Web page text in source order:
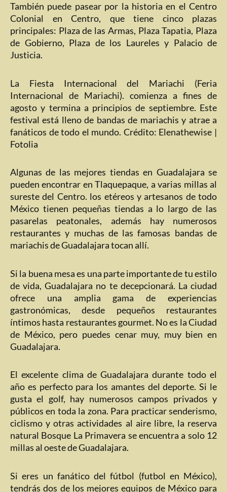
También puede pasear por la historia en el Centro
Colonial en Centro, que tiene cinco plazas
principales: Plaza de las Armas, Plaza Tapatia, Plaza
de Gobierno, Plaza de los Laureles y Palacio de
Justicia.
La Fiesta Internacional del Mariachi (Feria
Internacional de Mariachi). comienza a fines de
agosto y termina a principios de septiembre. Este
festival está lleno de bandas de mariachis y atrae a
fanáticos de todo el mundo. Crédito: Elenathewise |
Fotolia
Algunas de las mejores tiendas en Guadalajara se
pueden encontrar en Tlaquepaque, a varias millas al
sureste del Centro. los etéreos y artesanos de todo
México tienen pequeñas tiendas a lo largo de las
pasarelas peatonales, además hay numerosos
restaurantes y muchas de las famosas bandas de
mariachis de Guadalajara tocan allí.
Si la buena mesa es una parte importante de tu estilo
de vida, Guadalajara no te decepcionará. La ciudad
ofrece una amplia gama de experiencias
gastronómicas, desde pequeños restaurantes
íntimos hasta restaurantes gourmet. No es la Ciudad
de México, pero puedes cenar muy, muy bien en
Guadalajara.
El excelente clima de Guadalajara durante todo el
año es perfecto para los amantes del deporte. Si le
gusta el golf, hay numerosos campos privados y
públicos en toda la zona. Para practicar senderismo,
ciclismo y otras actividades al aire libre, la reserva
natural Bosque La Primavera se encuentra a solo 12
millas al oeste de Guadalajara.
Si eres un fanático del fútbol (futbol en México),
tendrás dos de los mejores equipos de México para